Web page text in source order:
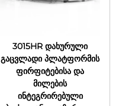
3015HR დახურული
გაცვლადი პლატფორმის
ფირფიტებისა და
მილების
ინტეგრირებული